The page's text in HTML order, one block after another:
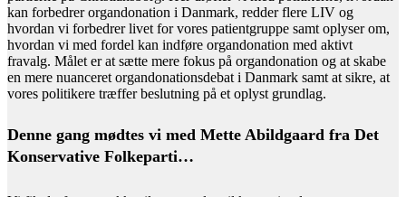
kan forbedrer organdonation i Danmark, redder flere LIV og
hvordan vi forbedrer livet for vores patientgruppe samt oplyser om,
hvordan vi med fordel kan indføre organdonation med aktivt
fravalg. Målet er at sætte mere fokus på organdonation og at skabe
en mere nuanceret organdonationsdebat i Danmark samt at sikre, at
vores politikere træffer beslutning på et oplyst grundlag.
Denne gang mødtes vi med Mette Abildgaard fra Det
Konservative Folkeparti…